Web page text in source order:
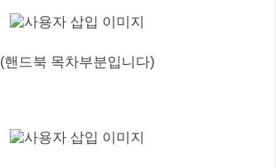
(핸드북 목차부분입니다)